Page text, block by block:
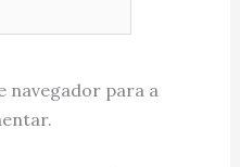
navegador para a